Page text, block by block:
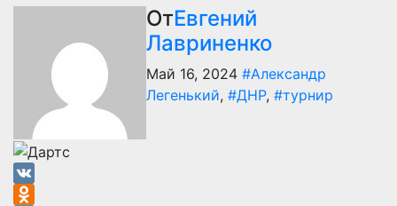
ОтЕвгений
Лавриненко
Май 16, 2024 #Александр
Легенький, #ДНР, #турнир
VK